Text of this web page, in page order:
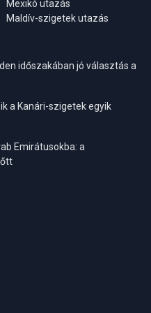
egyturistakártyát
az FMM-et a
az ország elhagyásakor
és pótlási díjjal járhat.
kérelmet aMexikói Nemzeti
de Migración – INM)
1832, Col. Los Morales
Ciudad de México
Mexikó utazás
Maldív-szigetek utazás
időszakában jó választás a
a Kanári-szigetek egyik
Emirátusokba: a